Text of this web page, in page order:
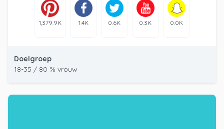
1,379.9K 1.4K 0.6K 0.3K 0.0K
Doelgroep
18-35 / 80 % vrouw